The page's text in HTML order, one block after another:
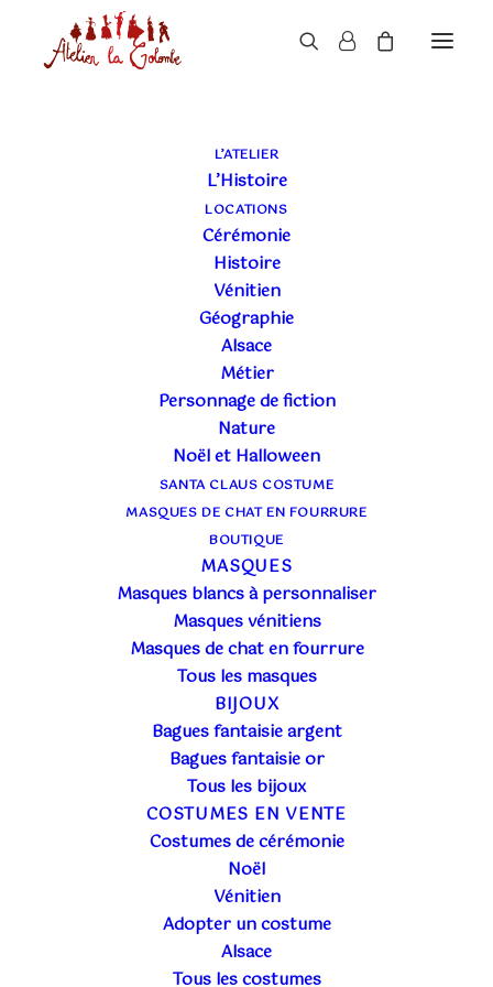
L’ATELIER
L’Histoire
LOCATIONS
Cérémonie
Histoire
Vénitien
Géographie
Alsace
Métier
Personnage de fiction
Nature
Noël et Halloween
SANTA CLAUS COSTUME
MASQUES DE CHAT EN FOURRURE
BOUTIQUE
MASQUES
Masques blancs à personnaliser
Masques vénitiens
Masques de chat en fourrure
Tous les masques
BIJOUX
Bagues fantaisie argent
Bagues fantaisie or
Tous les bijoux
COSTUMES EN VENTE
Costumes de cérémonie
Noël
Vénitien
Adopter un costume
Alsace
Tous les costumes
| DIVERS,CARNAVALS VÉNITIENS
CARNAVALS
| 11 MINUTES
UNE JOURNÉE DE
COSTUMÉ AU
CARNAVAL DE VENISE
Une journée de costumé auCarnaval de Venise
nous font rêver quand ils posent devant un
monument ou la lagune. Mais qui sont-ils ?
Comment se passe leur journée ?